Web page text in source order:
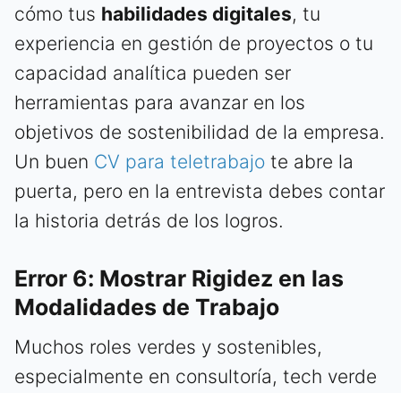
cómo tus habilidades digitales, tu
experiencia en gestión de proyectos o tu
capacidad analítica pueden ser
herramientas para avanzar en los
objetivos de sostenibilidad de la empresa.
Un buen CV para teletrabajo te abre la
puerta, pero en la entrevista debes contar
la historia detrás de los logros.
Error 6: Mostrar Rigidez en las
Modalidades de Trabajo
Muchos roles verdes y sostenibles,
especialmente en consultoría, tech verde